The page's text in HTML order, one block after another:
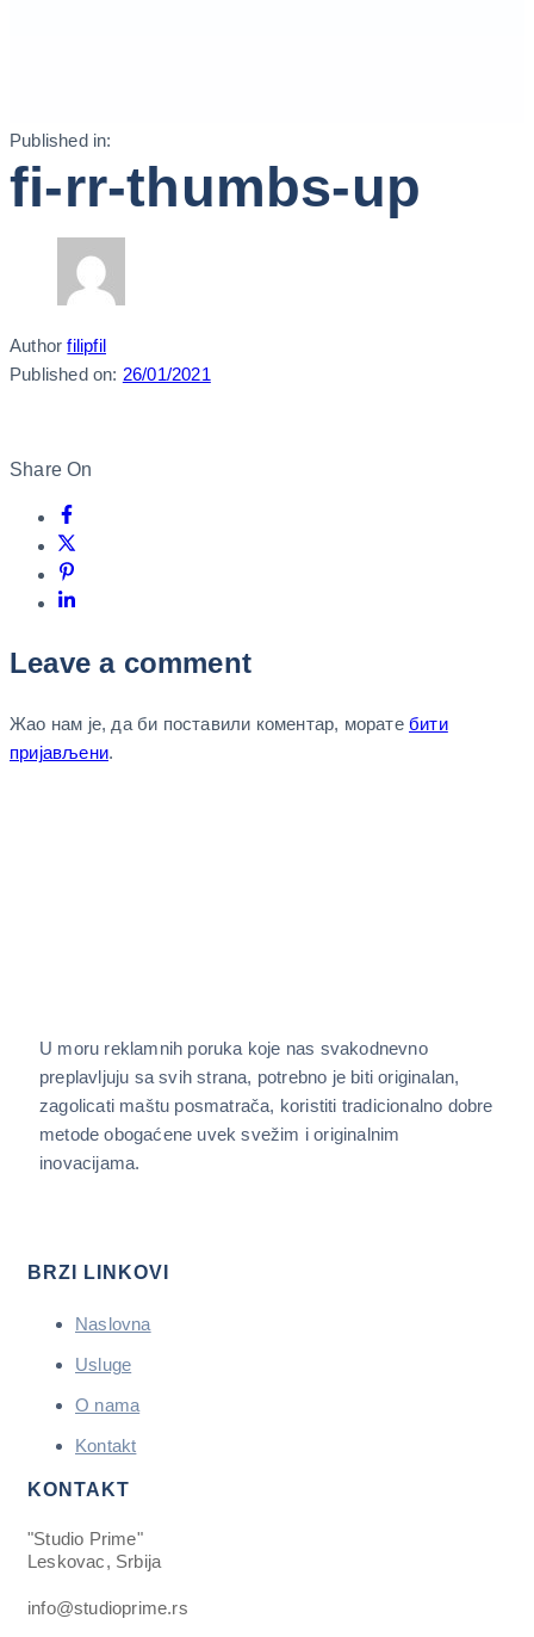
Published in:
fi-rr-thumbs-up
Author filipfil
Published on: 26/01/2021
Share On
Leave a comment
Жао нам је, да би поставили коментар, моратебити
пријављени.
U moru reklamnih poruka koje nas svakodnevno
preplavljuju sa svih strana, potrebno je biti originalan,
zagolicati maštu posmatrača, koristiti tradicionalno dobre
metode obogaćene uvek svežim i originalnim
inovacijama.
BRZI LINKOVI
Naslovna
Usluge
O nama
Kontakt
KONTAKT
"Studio Prime"
Leskovac, Srbija
info@studioprime.rs